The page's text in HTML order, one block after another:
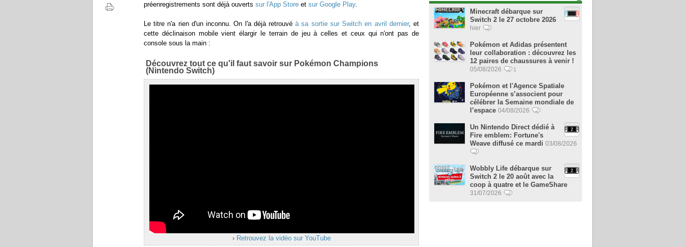
préenregistrements sont déjà ouverts sur l'App Store et sur Google Play.
Le titre n'a rien d'un inconnu. On l'a déjà retrouvéà sa sortie sur Switch en avril dernier, et
cette déclinaison mobile vient élargir le terrain de jeu à celles et ceux qui n'ont pas de
console sous la main :
Découvrez tout ce qu'il faut savoir sur Pokémon Champions
(Nintendo Switch)
› Retrouvez la vidéo sur YouTube
Minecraft débarque sur
Switch 2 le 27 octobre 2026
hier
Pokémon et Adidas présentent
leur collaboration : découvrez les
12 paires de chaussures à venir !
05/08/2026 1
Pokémon et l'Agence Spatiale
Européenne s’associent pour
célébrer la Semaine mondiale de
l’espace 04/08/2026
Un Nintendo Direct dédié à
Fire emblem: Fortune's
Weave diffusé ce mardi 03/08/2026
Wobbly Life débarque sur
Switch 2 le 20 août avec la
coop à quatre et le GameShare
31/07/2026